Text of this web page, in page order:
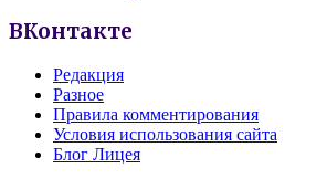
ВКонтакте
Редакция
Разное
Правила комментирования
Условия использования сайта
Блог Лицея